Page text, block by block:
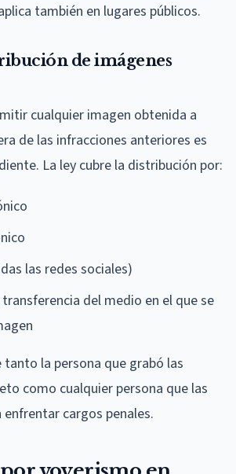
también en lugares públicos.
de imágenes
cualquier imagen obtenida a
de las infracciones anteriores es
La ley cubre la distribución por:
las redes sociales)
del medio en el que se
la persona que grabó las
como cualquier persona que las
cargos penales.